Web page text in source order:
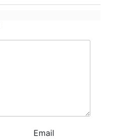
Email